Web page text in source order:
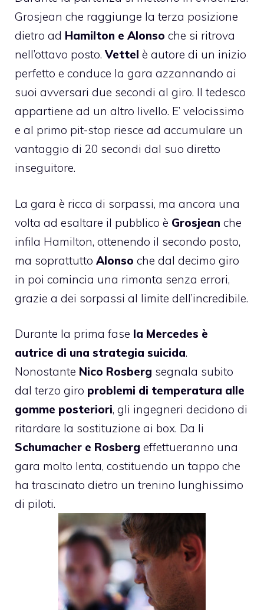
Grosjean che raggiunge la terza posizione
dietro ad Hamilton e Alonso che si ritrova
nell’ottavo posto. Vettel è autore di un inizio
perfetto e conduce la gara azzannando ai
suoi avversari due secondi al giro. Il tedesco
appartiene ad un altro livello. E’ velocissimo
e al primo pit-stop riesce ad accumulare un
vantaggio di 20 secondi dal suo diretto
inseguitore.
La gara è ricca di sorpassi, ma ancora una
volta ad esaltare il pubblico è Grosjean che
infila Hamilton, ottenendo il secondo posto,
ma soprattutto Alonso che dal decimo giro
in poi comincia una rimonta senza errori,
grazie a dei sorpassi al limite dell’incredibile.
Durante la prima fase la Mercedes è
autrice di una strategia suicida.
Nonostante Nico Rosberg segnala subito
dal terzo giro problemi di temperatura alle
gomme posteriori, gli ingegneri decidono di
ritardare la sostituzione ai box. Da li
Schumacher e Rosberg effettueranno una
gara molto lenta, costituendo un tappo che
ha trascinato dietro un trenino lunghissimo
di piloti.